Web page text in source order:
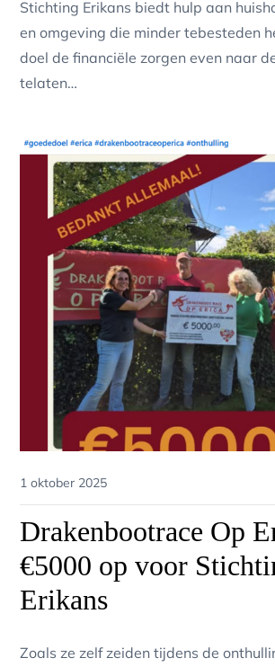
Stichting Erikans biedt hulp aan
en omgeving die minder tebesteden
doel de financiële zorgen even naar
telaten…
Posted
on
1 oktober 2025
Drakenbootrace Op
€5000 op voor
Erikans
Zoals ze zelf zeiden tijdens de